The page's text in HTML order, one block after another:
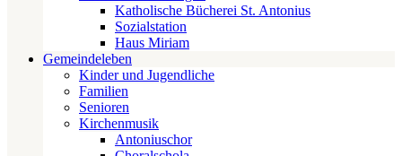
Katholische Bücherei St. Antonius
Sozialstation
Haus Miriam
Gemeindeleben
Kinder und Jugendliche
Familien
Senioren
Kirchenmusik
Antoniuschor